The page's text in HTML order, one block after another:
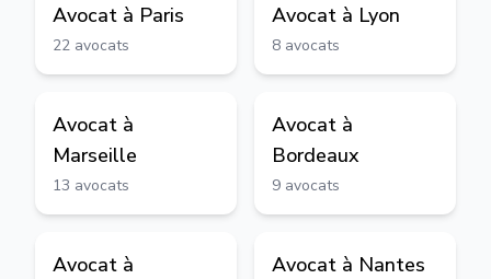
Avocat à Paris
22 avocats
Avocat à Lyon
8 avocats
Avocat à
Marseille
13 avocats
Avocat à
Bordeaux
9 avocats
Avocat à
Avocat à Nantes